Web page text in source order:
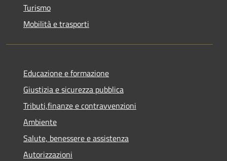
Turismo
Mobilità e trasporti
Educazione e formazione
Giustizia e sicurezza pubblica
Tributi,finanze e contravvenzioni
Ambiente
Salute, benessere e assistenza
Autorizzazioni